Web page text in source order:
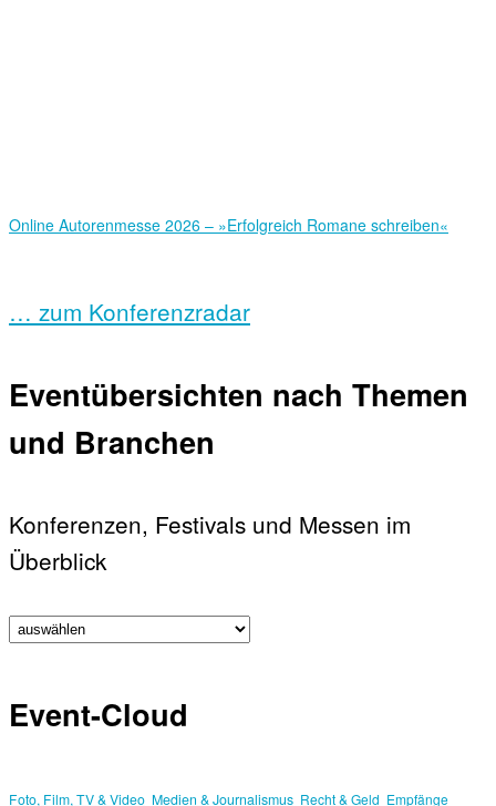
Online Autorenmesse 2026 – »Erfolgreich Romane schreiben«
… zum Konferenzradar
Eventübersichten nach Themen
und Branchen
Konferenzen, Festivals und Messen im
Überblick
Event-Cloud
Foto, Film, TV & Video Medien & Journalismus Recht & Geld Empfänge